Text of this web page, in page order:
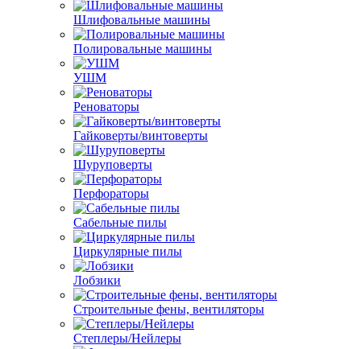
Шлифовальные машины
Полировальные машины
УШМ
Реноваторы
Гайковерты/винтоверты
Шуруповерты
Перфораторы
Сабельные пилы
Циркулярные пилы
Лобзики
Строительные фены, вентиляторы
Степлеры/Нейлеры